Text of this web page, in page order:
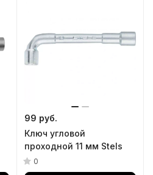
99 руб.
Ключ угловой
проходной 11 мм Stels
0